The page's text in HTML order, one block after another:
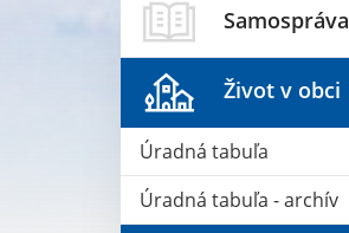
Samospráva
Život v obci
Úradná tabuľa
Úradná tabuľa - archív